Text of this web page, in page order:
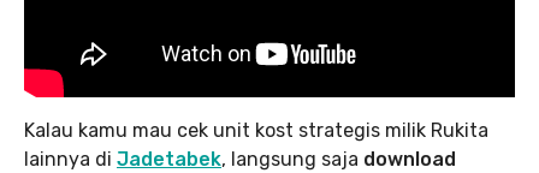
Kalau kamu mau cek unit kost strategis milik Rukita
lainnya di Jadetabek, langsung saja download